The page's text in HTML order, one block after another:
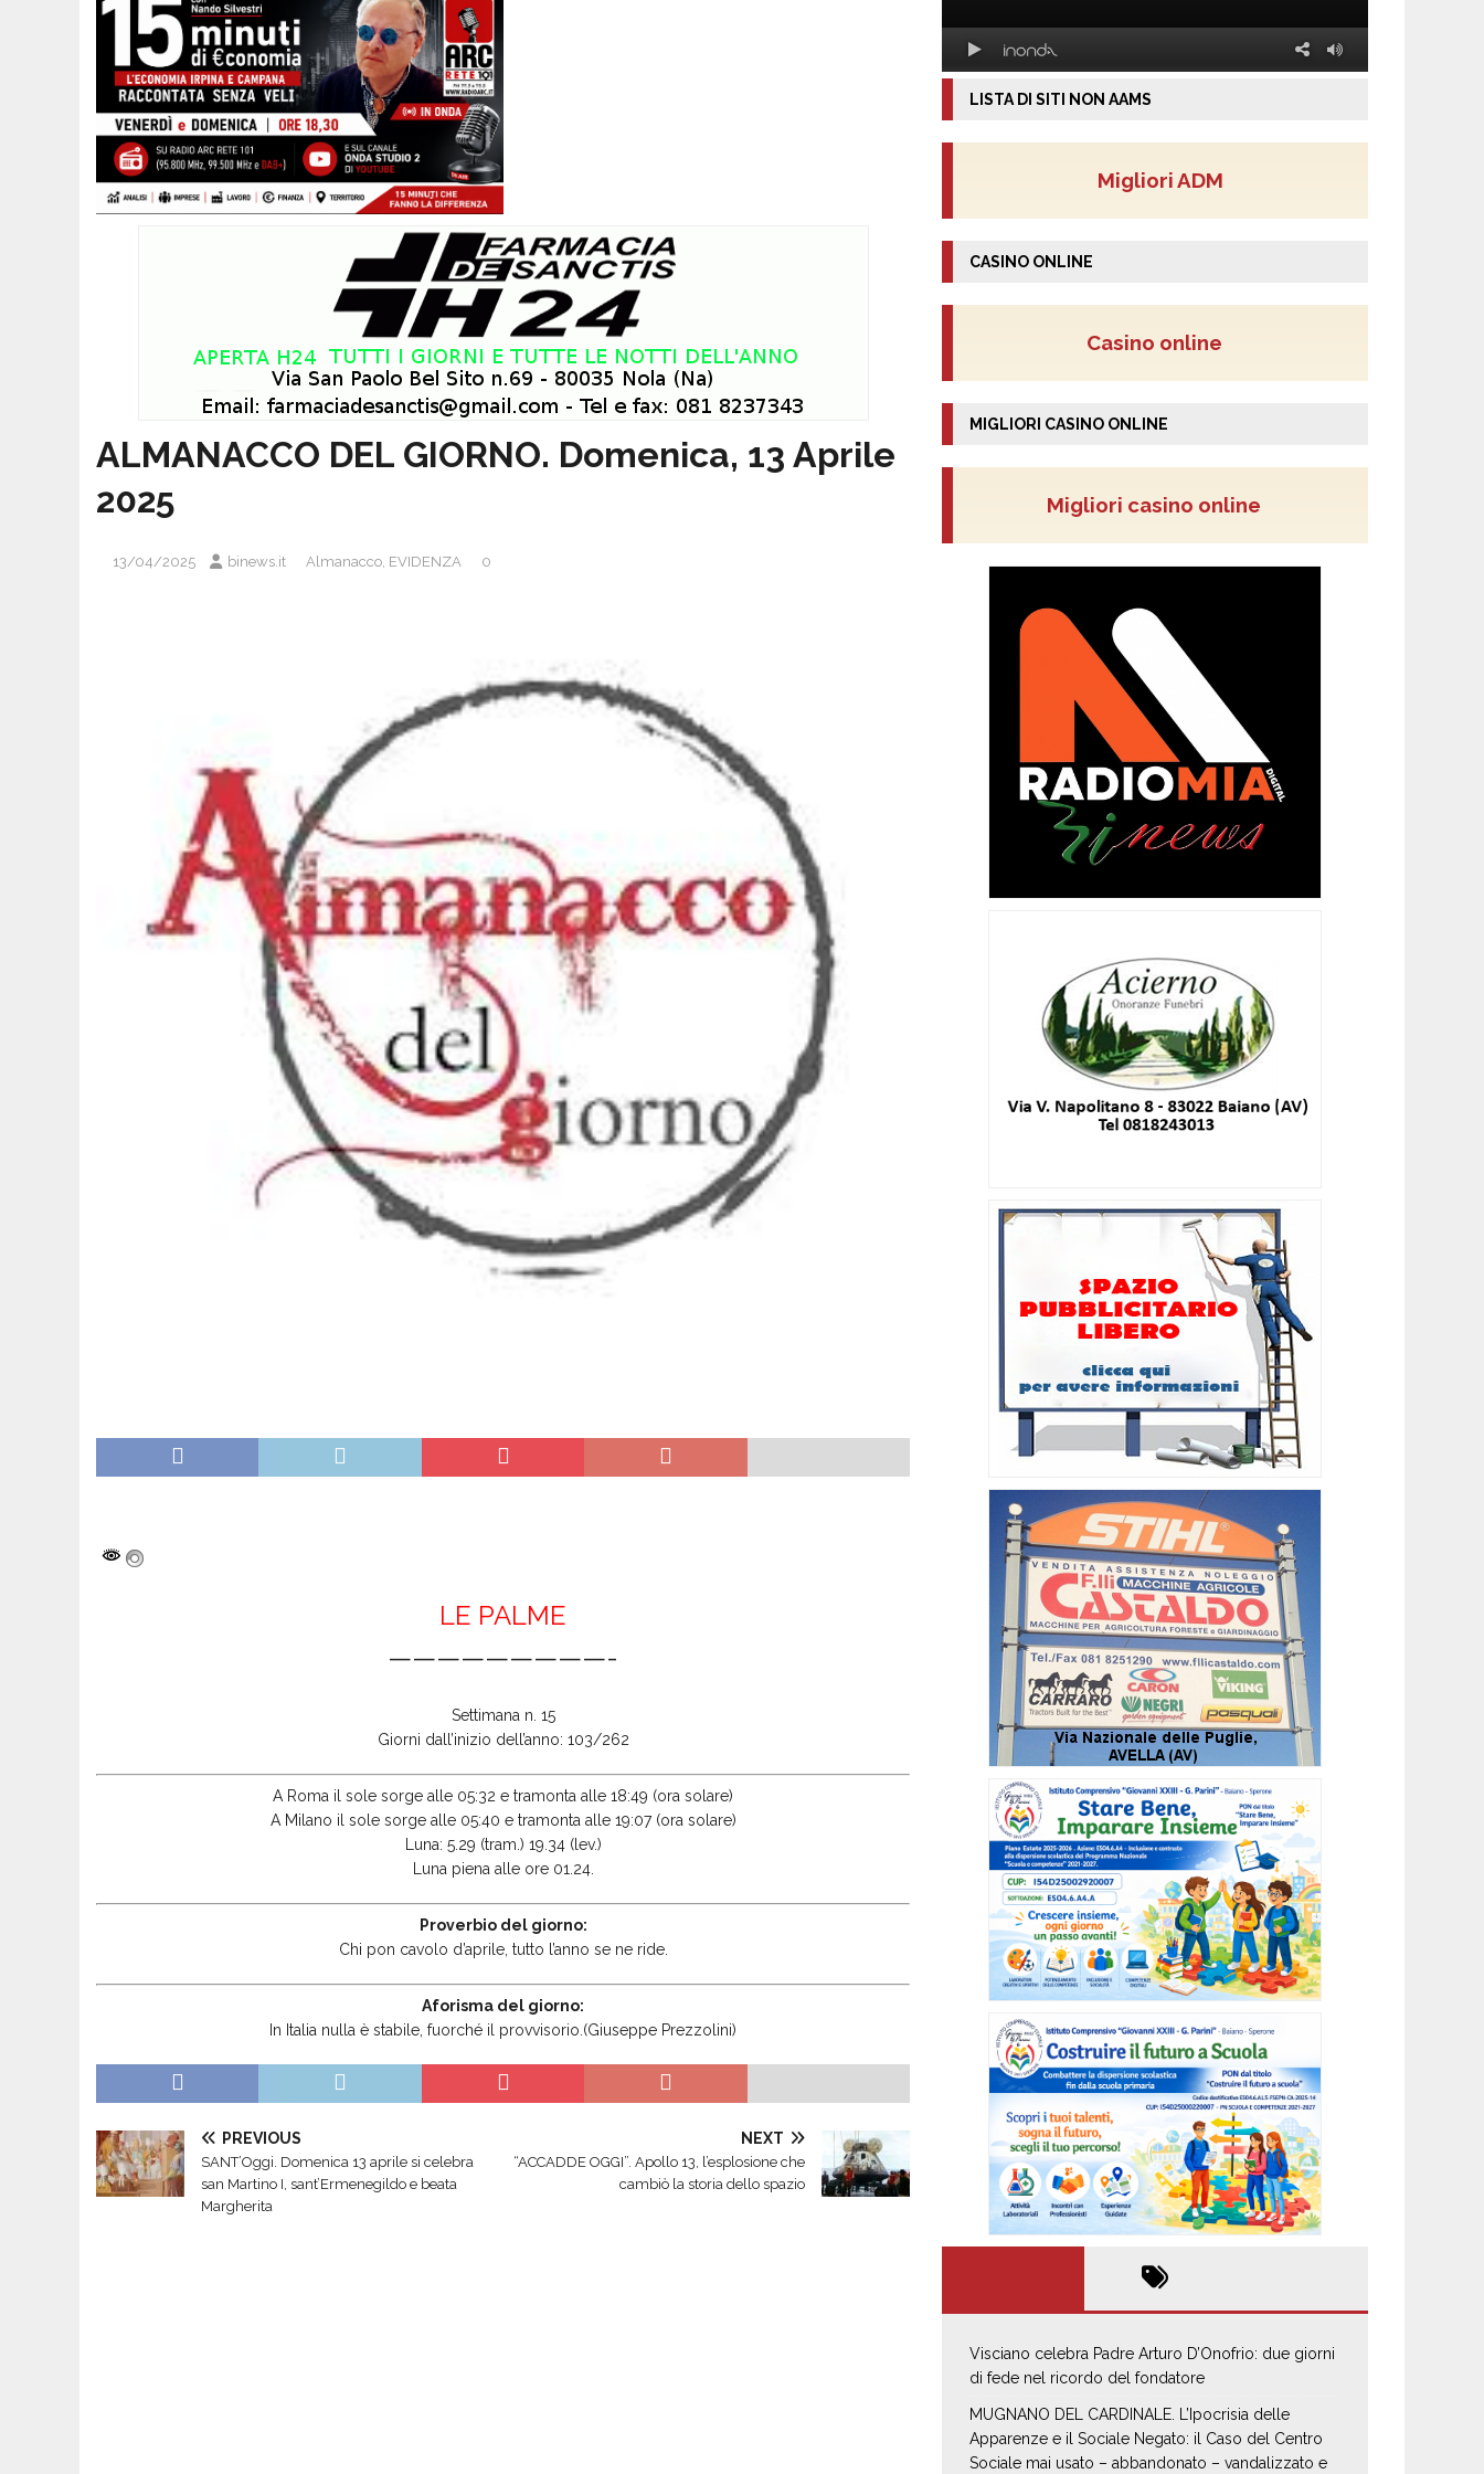
ALMANACCO DEL GIORNO. Domenica, 13 Aprile
2025
13/04/2025 binews.it Almanacco, EVIDENZA 0
LE PALME
—————————-
Settimana n. 15
Giorni dall’inizio dell’anno: 103/262
A Roma il sole sorge alle 05:32 e tramonta alle 18:49 (ora solare)
A Milano il sole sorge alle 05:40 e tramonta alle 19:07 (ora solare)
Luna: 5.29 (tram.) 19.34 (lev.)
Luna piena alle ore 01.24.
Proverbio del giorno:
Chi pon cavolo d’aprile, tutto l’anno se ne ride.
Aforisma del giorno:
In Italia nulla è stabile, fuorché il provvisorio.(Giuseppe Prezzolini)
PREVIOUS
SANT’Oggi. Domenica 13 aprile si celebra
san Martino I, sant’Ermenegildo e beata
Margherita
NEXT
“ACCADDE OGGI”. Apollo 13, l’esplosione che
cambiò la storia dello spazio
LISTA DI SITI NON AAMS
Migliori ADM
CASINO ONLINE
Casino online
MIGLIORI CASINO ONLINE
Migliori casino online
Visciano celebra Padre Arturo D’Onofrio: due giorni
di fede nel ricordo del fondatore
MUGNANO DEL CARDINALE. L’Ipocrisia delle
Apparenze e il Sociale Negato: il Caso del Centro
Sociale mai usato – abbandonato – vandalizzato e